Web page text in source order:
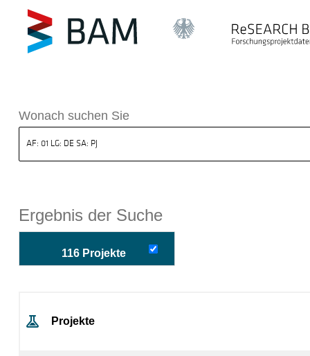
BAM
Wonach suchen Sie
Ergebnis der Suche
116 Projekte
Projekte